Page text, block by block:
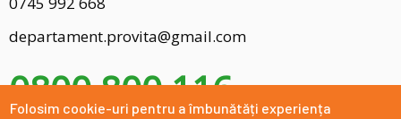
departament.provita@gmail.com
0800 800 116
Folosim cookie-uri pentru a îmbunătăți experiența